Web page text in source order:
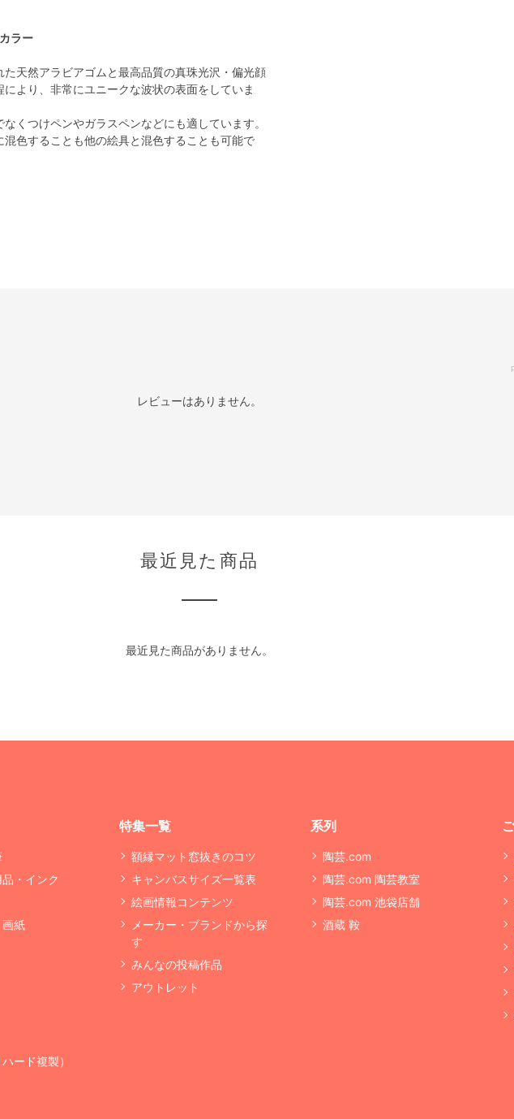
ラー
天然アラビアゴムと最高品質の真珠光沢・偏光顔
より、非常にユニークな波状の表面をしていま
くつけペンやガラスペンなどにも適しています。
色することも他の絵具と混色することも可能で
レビューはありません。
最近見た商品
最近見た商品がありません。
・インク
画紙
ード複製）
特集一覧
額縁マット窓抜きのコツ
キャンバスサイズ一覧表
絵画情報コンテンツ
メーカー・ブランドから探
す
みんなの投稿作品
アウトレット
系列
陶芸.com
陶芸.com 陶芸教室
陶芸.com 池袋店舗
酒蔵 鞍